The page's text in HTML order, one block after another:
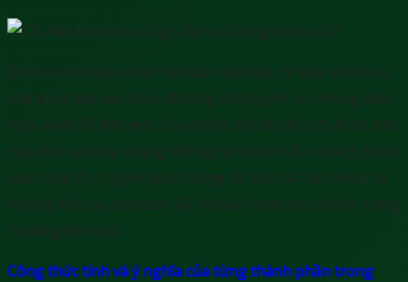
Khi mới nhìn vào, chắc hẳn bạn sẽ thấy chỉ bảo Ichimoku
khá phức tạp với nhiều đường chằng chịt rồi những đám
mây xanh đỏ đan xen. Tuy nhiên khi đã hiểu rõ về chỉ báo
này, bạn sẽ thấy chúng không hề thừa thãi vì thành phần
nào cũng có ý nghĩa quan trọng cả. Một lát nữa mình sẽ
hướng dẫn các bạn cách lấy chỉ báo Ichikomu ở trên trang
Tradingview sau.
Công thức tính và ý nghĩa của từng thành phần trong